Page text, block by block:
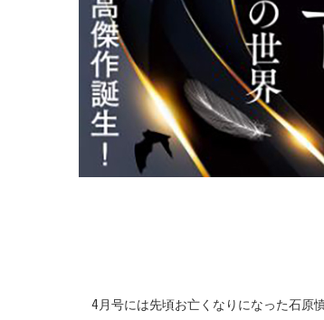
4月号には先頃お亡くなりになった石原